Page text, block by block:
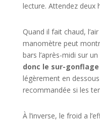
lecture. Attendez deux
Quand il fait chaud,
manomètre peut
bars l’après-midi sur
donc le sur-
légèrement en
recommandée si les
À l’inverse, le froid a